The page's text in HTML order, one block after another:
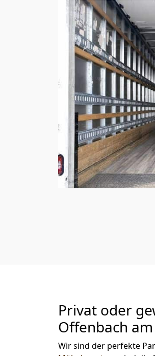
Privat oder
Offenbach
Wir sind der perfekte